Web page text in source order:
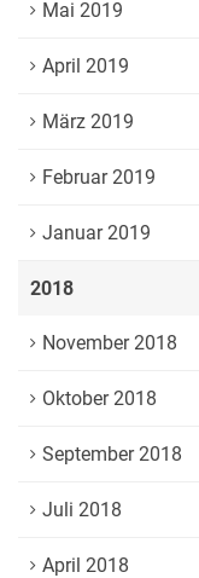
Mai 2019
April 2019
März 2019
Februar 2019
Januar 2019
2018
November 2018
Oktober 2018
September 2018
Juli 2018
April 2018